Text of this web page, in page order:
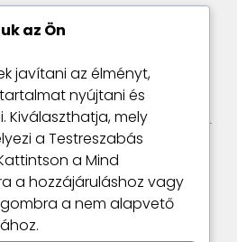
csökkentése legálisan –
használnak
10 000 Ft-ot szinte
egyszerűen és olcsón
befektetés a magyarok
az Ön
javítani az élményt,
nyújtani és
Kiválaszthatja, mely
a Testreszabás
a Mind
a hozzájáruláshoz vagy
gombra a nem alapvető